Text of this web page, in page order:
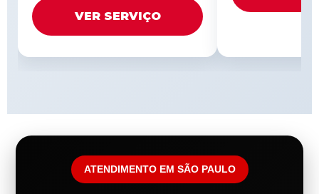
VER SERVIÇO
ATENDIMENTO EM SÃO PAULO